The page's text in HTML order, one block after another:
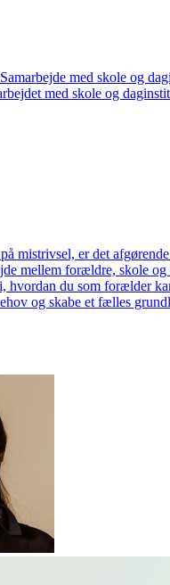
med skole og
med skole og
mistrivsel, er det
mellem forældre, skole og
hvordan du som forælder
og skabe et fælles